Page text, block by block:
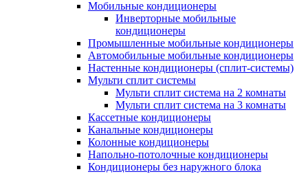
Мобильные кондиционеры
Инверторные мобильные
кондиционеры
Промышленные мобильные кондиционеры
Автомобильные мобильные кондиционеры
Настенные кондиционеры (сплит-системы)
Мульти сплит системы
Мульти сплит система на 2 комнаты
Мульти сплит система на 3 комнаты
Кассетные кондиционеры
Канальные кондиционеры
Колонные кондиционеры
Напольно-потолочные кондиционеры
Кондиционеры без наружного блока